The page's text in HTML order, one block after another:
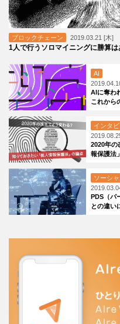
ブロックチェーン 2019.03.21 [木]
1人で行うソロマイニングに勝算
AI
AIに奪わ
これから
インタ
2020年の
報保護法
ソーシ
PDS（パ
との違い